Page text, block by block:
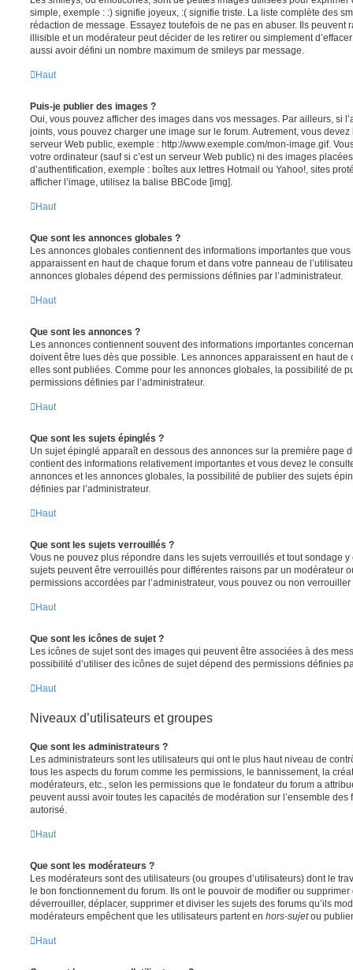
simple, exemple : :) signifie joyeux, :( signifie triste. La liste complète des
rédaction de message. Essayez toutefois de ne pas en abuser. Ils peuvent
illisible et un modérateur peut décider de les retirer ou simplement
aussi avoir défini un nombre maximum de smileys par message.
Haut
Puis-je publier des images ?
Oui, vous pouvez afficher des images dans vos messages. Par ailleurs, si
joints, vous pouvez charger une image sur le forum. Autrement, vous
serveur Web public, exemple : http://www.exemple.com/mon-image.gif.
votre ordinateur (sauf si c’est un serveur Web public) ni des images
d’authentification, exemple : boîtes aux lettres Hotmail ou Yahoo!, sites
afficher l’image, utilisez la balise BBCode [img].
Haut
Que sont les annonces globales ?
Les annonces globales contiennent des informations importantes que
apparaissent en haut de chaque forum et dans votre panneau de
annonces globales dépend des permissions définies par l’administrateur.
Haut
Que sont les annonces ?
Les annonces contiennent souvent des informations importantes
doivent être lues dès que possible. Les annonces apparaissent en haut
elles sont publiées. Comme pour les annonces globales, la possibilité de
permissions définies par l’administrateur.
Haut
Que sont les sujets épinglés ?
Un sujet épinglé apparaît en dessous des annonces sur la première page
contient des informations relativement importantes et vous devez le
annonces et les annonces globales, la possibilité de publier des sujets
définies par l’administrateur.
Haut
Que sont les sujets verrouillés ?
Vous ne pouvez plus répondre dans les sujets verrouillés et tout sondage
sujets peuvent être verrouillés pour différentes raisons par un modérateur
permissions accordées par l’administrateur, vous pouvez ou non
Haut
Que sont les icônes de sujet ?
Les icônes de sujet sont des images qui peuvent être associées à des
possibilité d’utiliser des icônes de sujet dépend des permissions définies
Haut
Niveaux d’utilisateurs et groupes
Que sont les administrateurs ?
Les administrateurs sont les utilisateurs qui ont le plus haut niveau de
tous les aspects du forum comme les permissions, le bannissement, la
modérateurs, etc., selon les permissions que le fondateur du forum a
peuvent aussi avoir toutes les capacités de modération sur l’ensemble
autorisé.
Haut
Que sont les modérateurs ?
Les modérateurs sont des utilisateurs (ou groupes d’utilisateurs) dont le
le bon fonctionnement du forum. Ils ont le pouvoir de modifier ou
déverrouiller, déplacer, supprimer et diviser les sujets des forums qu’ils
modérateurs empêchent que les utilisateurs partent en hors-sujetou
Haut